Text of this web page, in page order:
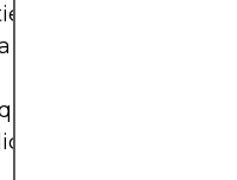
y ghanesa, pero
ganó la Ligue 1 en
a hospitales en